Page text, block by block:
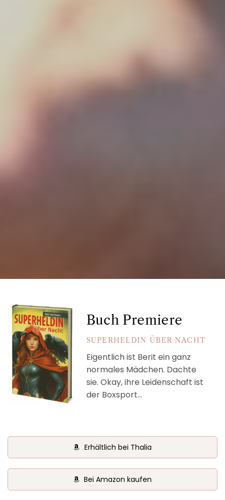
Buch Premiere
SUPERHELDIN ÜBER NACHT
Eigentlich ist Berit ein ganz
normales Mädchen. Dachte
sie. Okay, ihre Leidenschaft ist
der Boxsport…
Erhältlich bei Thalia
Bei Amazon kaufen